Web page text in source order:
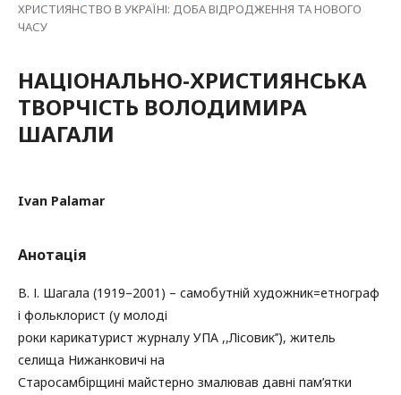
ХРИСТИЯНСТВО В УКРАЇНІ: ДОБА ВІДРОДЖЕННЯ ТА НОВОГО
ЧАСУ
НАЦІОНАЛЬНО-ХРИСТИЯНСЬКА
ТВОРЧІСТЬ ВОЛОДИМИРА
ШАГАЛИ
Ivan Palamar
Анотація
В. І. Шагала (1919–2001) – самобутній художник=етнограф
і фольклорист (у молоді
роки карикатурист журналу УПА ,,Лісовик’’), житель
селища Нижанковичі на
Старосамбірщині майстерно змалював давні пам’ятки